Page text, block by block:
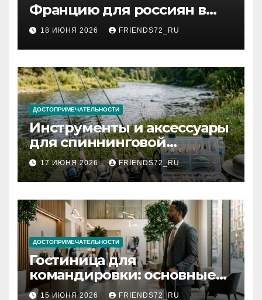
Францию для россиян в
2026 году: сроки от 3 дней
и список необходимых
документов
18 ИЮНЯ 2026 FRIENDS72_RU
ДОСТОПРИМЕЧАТЕЛЬНОСТИ
Инструменты и аксессуары
для спиннинговой
рыбалки: назначение и
типы
17 ИЮНЯ 2026 FRIENDS72_RU
ДОСТОПРИМЕЧАТЕЛЬНОСТИ
Гостиница для
командировки: основные
критерии выбора
15 ИЮНЯ 2026 FRIENDS72_RU